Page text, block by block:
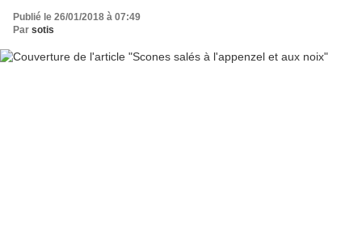
Publié le 26/01/2018 à 07:49
Par sotis